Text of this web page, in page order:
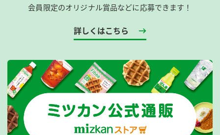
会員限定のオリジナル賞品などに応募できます！
詳しくはこちら